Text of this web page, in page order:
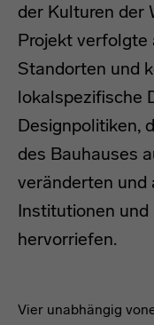
der Kulturen der
Projekt verfolgte
Standorten und
lokalspezifische
Designpolitiken,
des Bauhauses
veränderten und
Institutionen
hervorriefen.
Headline
Vier unabhängig